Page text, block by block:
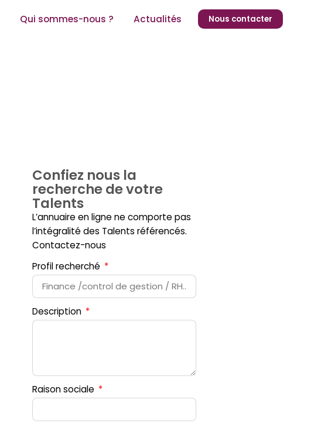
Qui sommes-nous ? Actualités Nous contacter
Confiez nous la
recherche de votre
Talents
L’annuaire en ligne ne comporte pas
l’intégralité des Talents référencés.
Contactez-nous
Profil recherché
Description
Raison sociale